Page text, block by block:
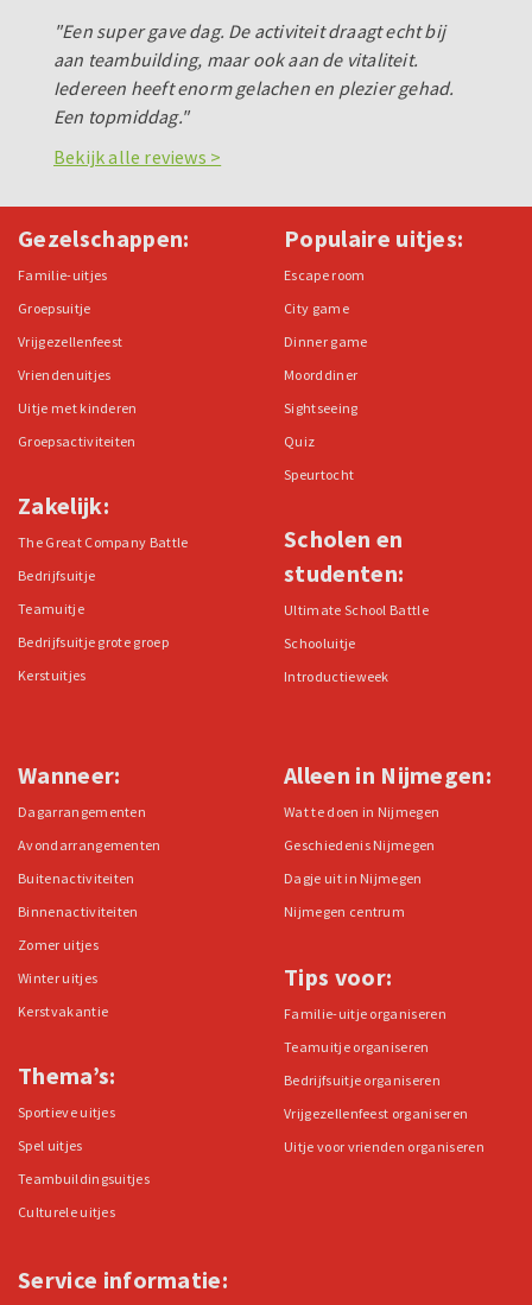
"Een super gave dag. De activiteit draagt echt bij
aan teambuilding, maar ook aan de vitaliteit.
Iedereen heeft enorm gelachen en plezier gehad.
Een topmiddag."
Bekijk alle reviews >
Gezelschappen:
Familie-uitjes
Groepsuitje
Vrijgezellenfeest
Vriendenuitjes
Uitje met kinderen
Groepsactiviteiten
Zakelijk:
The Great Company Battle
Bedrijfsuitje
Teamuitje
Bedrijfsuitje grote groep
Kerstuitjes
Populaire uitjes:
Escape room
City game
Dinner game
Moorddiner
Sightseeing
Quiz
Speurtocht
Scholen en
studenten:
Ultimate School Battle
Schooluitje
Introductieweek
Wanneer:
Dagarrangementen
Avondarrangementen
Buitenactiviteiten
Binnenactiviteiten
Zomer uitjes
Winter uitjes
Kerstvakantie
Thema’s:
Sportieve uitjes
Spel uitjes
Teambuildingsuitjes
Culturele uitjes
Alleen in Nijmegen:
Wat te doen in Nijmegen
Geschiedenis Nijmegen
Dagje uit in Nijmegen
Nijmegen centrum
Tips voor:
Familie-uitje organiseren
Teamuitje organiseren
Bedrijfsuitje organiseren
Vrijgezellenfeest organiseren
Uitje voor vrienden organiseren
Service informatie: